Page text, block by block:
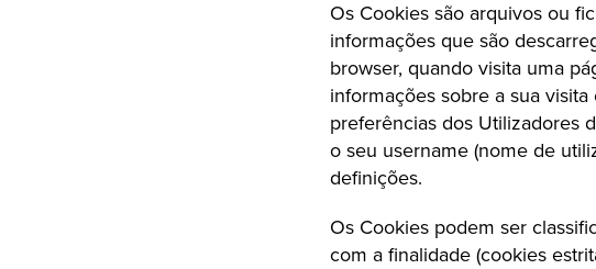
Os Cookies são arquivos ou
informações que são
browser, quando visita uma
informações sobre a sua
preferências dos Utilizadores
o seu username (nome de
definições.
Os Cookies podem ser
com a finalidade (cookies